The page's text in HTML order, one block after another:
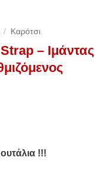
/ Καρότσι
– Ιμάντας
!!!